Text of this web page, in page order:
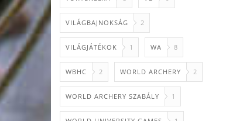
VILÁGBAJNOKSÁG 2
VILÁGJÁTÉKOK 1 WA 8
WBHC 2 WORLD ARCHERY 2
WORLD ARCHERY SZABÁLY 1